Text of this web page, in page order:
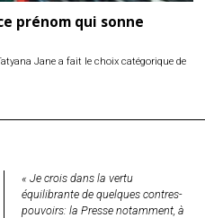
prénom qui sonne
Jane a fait le choix catégorique de
« Je crois dans la vertu
équilibrante de quelques contres-
pouvoirs: la Presse notamment, à